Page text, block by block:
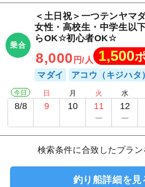
乗合
＜土日祝＞一つテンヤマ
女性・高校生・中学生以
らOK☆初心者OK☆
8,000 円/人 1,500
マダイ アコウ（キジハタ
今日
8/8
日
9
月
10
火
11
水
12
検索条件に合致したプラン
釣り船詳細を見